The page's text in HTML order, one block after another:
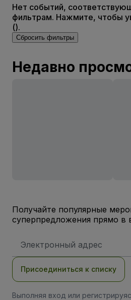
Нет событий,
фильтрам. Нажмите, чтобы
().
Сбросить фильтры
Недавно
Получайте популярные
суперпредложения прямо в
электронной
Присоединиться к списку
Выполняя вход или